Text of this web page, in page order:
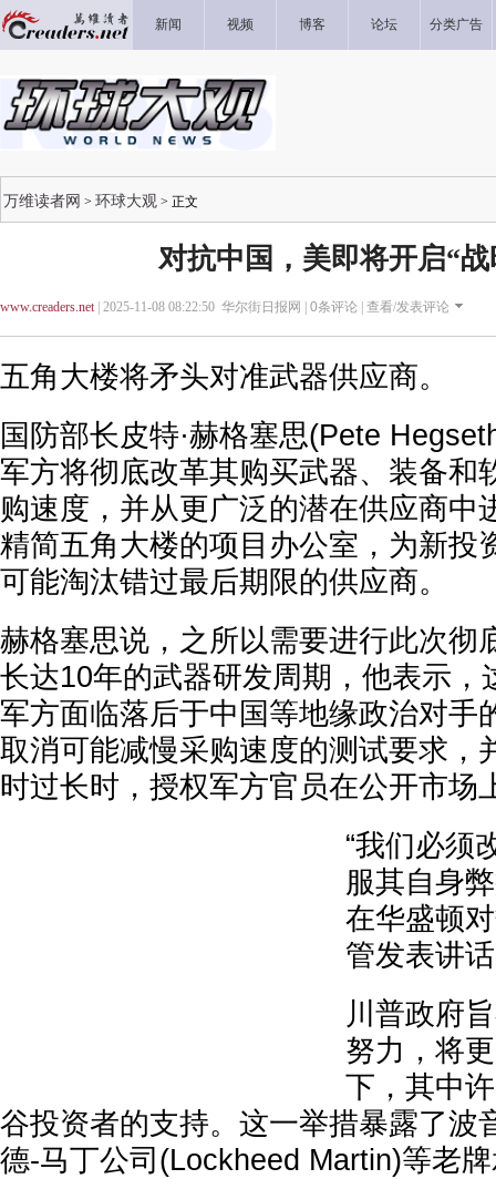
新闻 视频 博客 论坛 分类广告
万维读者网 > 环球大观 > 正文
对抗中国，美即将开启“战
www.creaders.net| 2025-11-08 08:22:50 华尔街日报网 | 0条评论 | 查看/发表评论
五角大楼将矛头对准武器供应商。
国防部长皮特·赫格塞思(Pete
军方将彻底改革其购买武器、装备和
购速度，并从更广泛的潜在供应商中
精简五角大楼的项目办公室，为新投
可能淘汰错过最后期限的供应商。
赫格塞思说，之所以需要进行此次彻
长达10年的武器研发周期，他表示，
军方面临落后于中国等地缘政治对手
取消可能减慢采购速度的测试要求，
时过长时，授权军方官员在公开市场
“我们必须
服其自身
在华盛顿
管发表讲
川普政府
努力，将
下，其中
谷投资者的支持。这一举措暴露了波
德-马丁公司(Lockheed Martin)等老